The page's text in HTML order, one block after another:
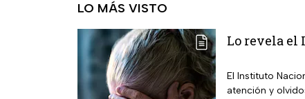
LO MÁS VISTO
Lo revela el
El Instituto
atención y